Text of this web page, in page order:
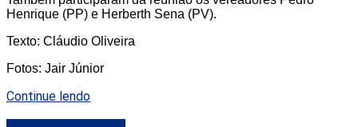
Henrique (PP) e Herberth Sena (PV).
Texto: Cláudio Oliveira
Fotos: Jair Júnior
Continue lendo